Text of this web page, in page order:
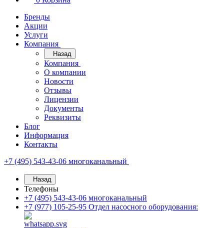
Бренды
Акции
Услуги
Компания
Назад
Компания
О компании
Новости
Отзывы
Лицензии
Документы
Реквизиты
Блог
Информация
Контакты
+7 (495) 543-43-06 многоканальный
Назад
Телефоны
+7 (495) 543-43-06 многоканальный
+7 (977) 105-25-95 Отдел насосного оборудования: